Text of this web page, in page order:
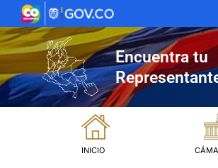
al
contenido
Encuentra tu
INICIO